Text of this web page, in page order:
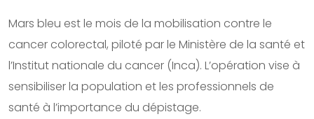
Mars bleu est le mois de la mobilisation contre le
cancer colorectal, piloté par le Ministère de la santé et
l’Institut nationale du cancer (Inca). L’opération vise à
sensibiliser la population et les professionnels de
santé à l’importance du dépistage.